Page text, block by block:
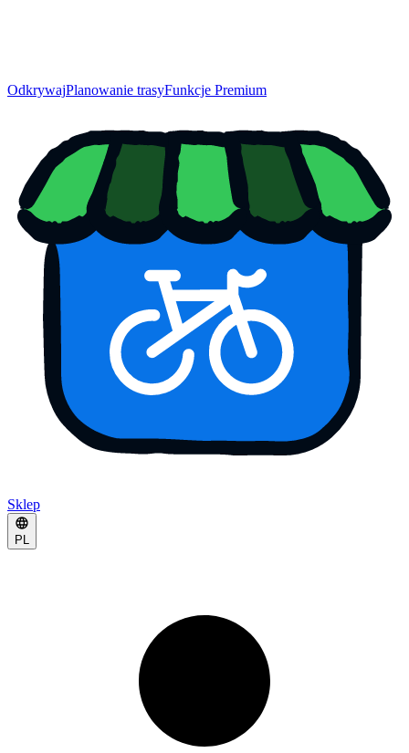
OdkrywajPlanowanie trasyFunkcje Premium
Sklep
PL